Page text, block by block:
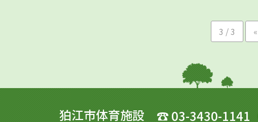
3 / 3 «
狛江市体育施設 ☎ 03-3430-1141